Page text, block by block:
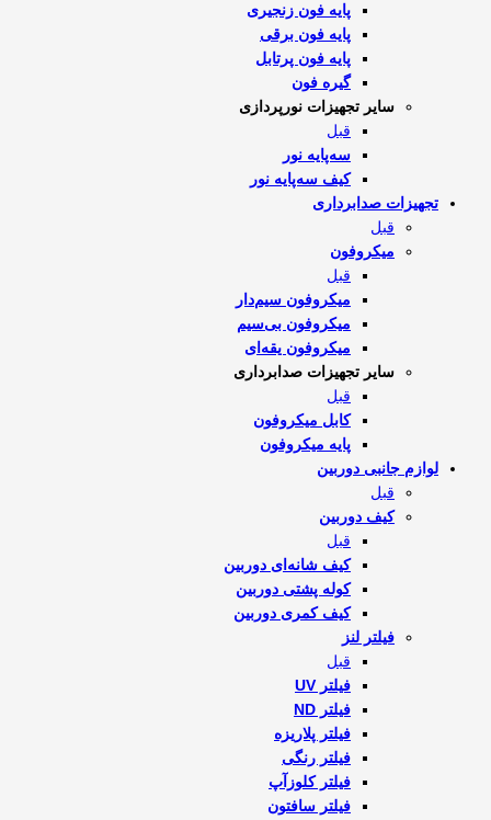
پایه فون زنجیری
پایه فون برقی
پایه فون پرتابل
گیره فون
سایر تجهیزات نورپردازی
قبل
سه‌پایه نور
کیف سه‌پایه نور
تجهیزات صدابرداری
قبل
میکروفون
قبل
میکروفون سیم‌دار
میکروفون بی‌سیم
میکروفون یقه‌ای
سایر تجهیزات صدابرداری
قبل
کابل میکروفون
پایه میکروفون
لوازم جانبی دوربین
قبل
کیف دوربین
قبل
کیف شانه‌ای دوربین
کوله پشتی دوربین
کیف کمری دوربین
فیلتر لنز
قبل
فیلتر UV
فیلتر ND
فیلتر پلاریزه
فیلتر رنگی
فیلتر کلوزآپ
فیلتر سافتون